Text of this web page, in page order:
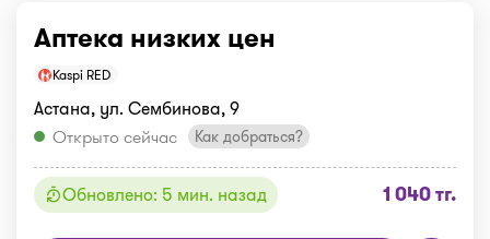
Аптека низких цен
Kaspi RED
Астана, ул. Сембинова, 9
Открыто сейчас
Как добраться?
Обновлено: 5 мин. назад 1 040 тг.